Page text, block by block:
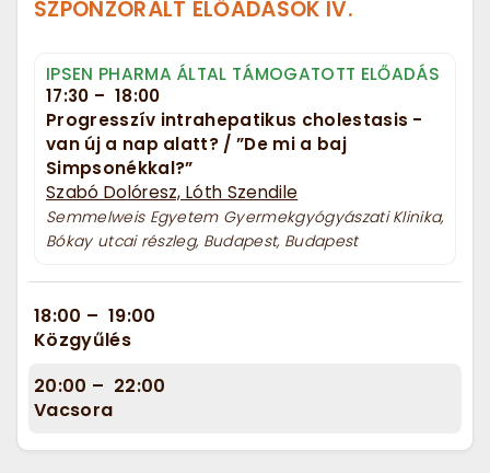
SZPONZORÁLT ELŐADÁSOK IV.
IPSEN PHARMA ÁLTAL TÁMOGATOTT ELŐADÁS
17:30 – 18:00
Progresszív intrahepatikus cholestasis -
van új a nap alatt? / ”De mi a baj
Simpsonékkal?”
Szabó Dolóresz, Lóth Szendile
Semmelweis Egyetem Gyermekgyógyászati Klinika,
Bókay utcai részleg, Budapest, Budapest
18:00 – 19:00
Közgyűlés
20:00 – 22:00
Vacsora